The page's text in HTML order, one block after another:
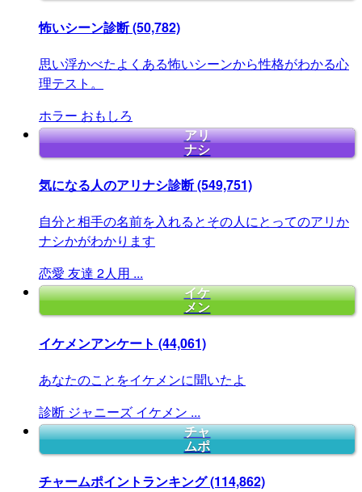
怖いシーン診断(50,782)
思い浮かべたよくある怖いシーンから性格がわかる心
理テスト。
ホラー おもしろ
アリ
ナシ
気になる人のアリナシ診断(549,751)
自分と相手の名前を入れるとその人にとってのアリか
ナシかがわかります
恋愛 友達 2人用 ...
イケ
メン
イケメンアンケート (44,061)
あなたのことをイケメンに聞いたよ
診断 ジャニーズ イケメン ...
チャ
ムポ
チャームポイントランキング(114,862)